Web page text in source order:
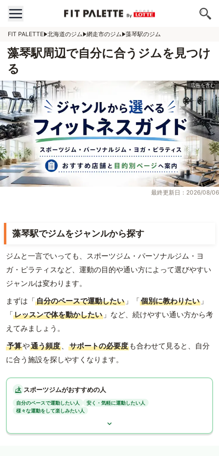
FIT PALETTE 北海道のジム 網走市のジム 藻琴駅のジム
藻琴駅周辺で自分に合うジムを見つけ
る
最終更新日：2026/08/06
藻琴駅でジムをジャンルから探す
ジムと一言でいっても、スポーツジム・パーソナルジム・ヨ
ガ・ピラティスなど、運動の目的や通い方によって選びやすい
ジャンルは変わります。
まずは「自分のペースで運動したい 」「個別に教わりたい 」
「レッスンで体を動かしたい 」など、続けやすい通い方から考
えてみましょう。
予算や通う頻度 、 サポートの必要度 も合わせて見ると、自分
に合う施設を探しやすくなります。
スポーツジムがおすすめの人
自分のペースで運動したい人
安く・気軽に運動したい人
様々な運動をして楽しみたい人